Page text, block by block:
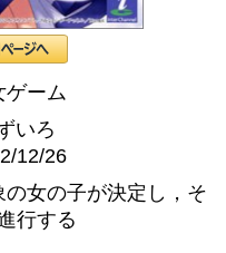
ゲーム
いろ
12/26
女の子が決定し，そ
行する